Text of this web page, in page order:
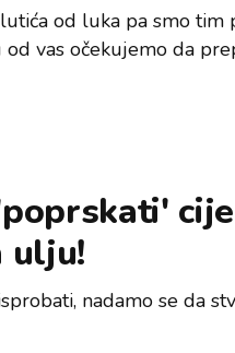
od luka pa smo
vas očekujemo da
ulju!
nadamo se da